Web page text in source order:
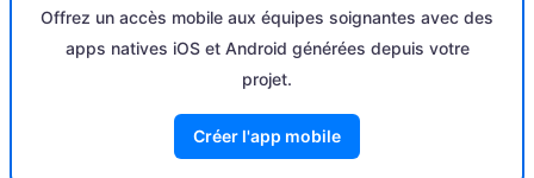
Offrez un accès mobile aux équipes soignantes avec des
apps natives iOS et Android générées depuis votre
projet.
Créer l'app mobile